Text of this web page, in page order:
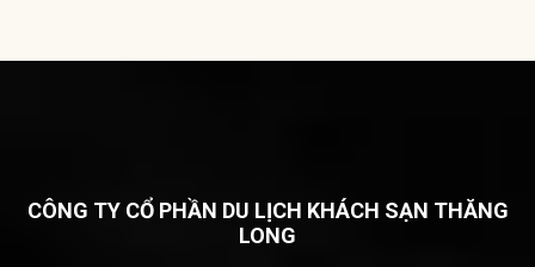
CÔNG TY CỔ PHẦN DU LỊCH KHÁCH SẠN THĂNG
LONG